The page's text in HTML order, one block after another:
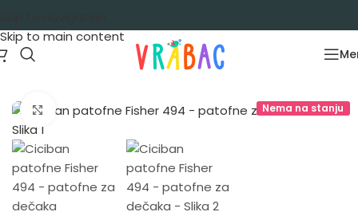
Skip to main content
Poluotvorene i otvorene
Nema na stanju
Zumiraj sliku